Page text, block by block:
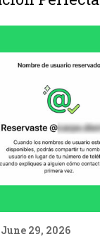
June 29, 2026